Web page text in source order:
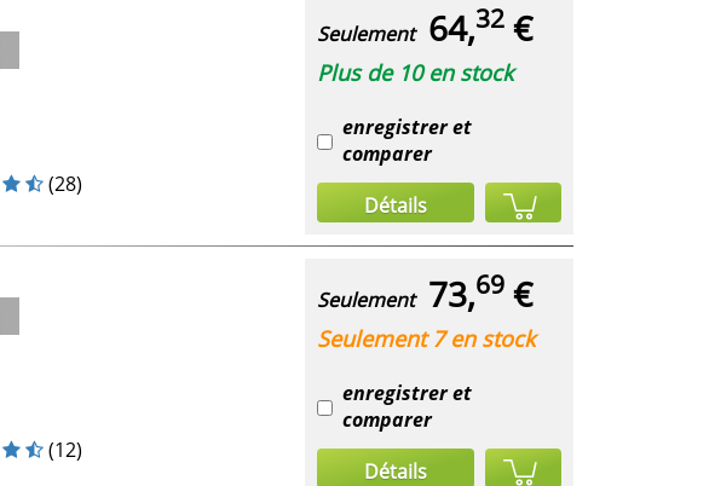
(28)
Seulement 64,32 €
Plus de 10 en stock
enregistrer et
comparer
Détails
(12)
Seulement 73,69 €
Seulement 7 en stock
enregistrer et
comparer
Détails